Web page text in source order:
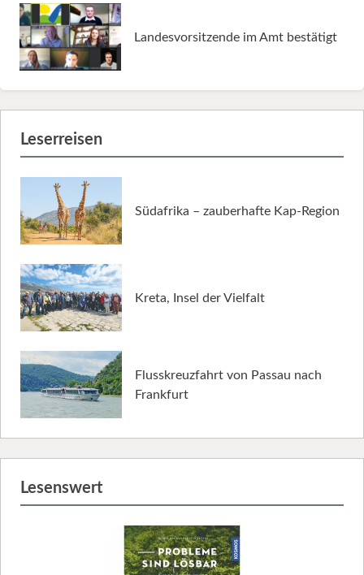
Landesvorsitzende im Amt bestätigt
Leserreisen
Südafrika – zauberhafte Kap-Region
Kreta, Insel der Vielfalt
Flusskreuzfahrt von Passau nach
Frankfurt
Lesenswert